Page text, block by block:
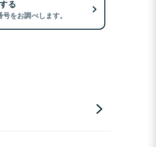
る
をお調べします。